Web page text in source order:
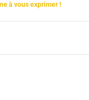
à vous exprimer !